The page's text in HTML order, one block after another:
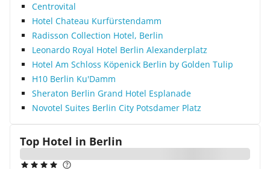
Centrovital
Hotel Chateau Kurfürstendamm
Radisson Collection Hotel, Berlin
Leonardo Royal Hotel Berlin Alexanderplatz
Hotel Am Schloss Köpenick Berlin by Golden Tulip
H10 Berlin Ku'Damm
Sheraton Berlin Grand Hotel Esplanade
Novotel Suites Berlin City Potsdamer Platz
Top Hotel in Berlin